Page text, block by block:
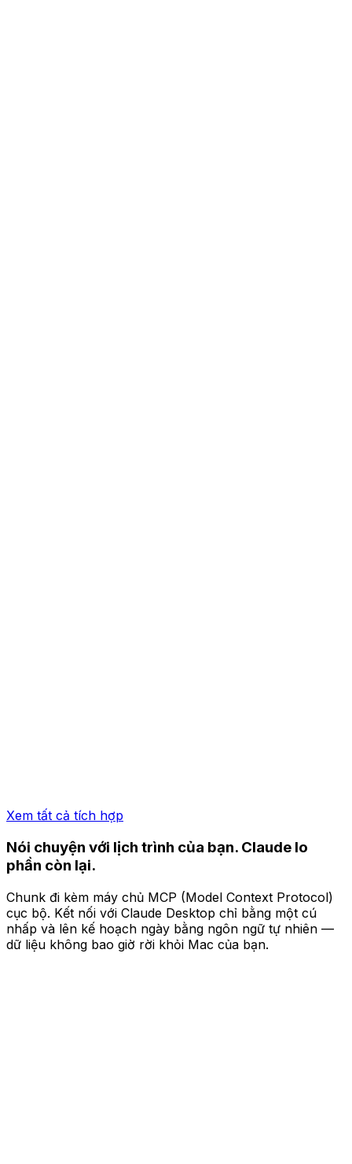
Xem tất cả tích hợp
Nói chuyện với lịch trình của bạn. Claude lo
phần còn lại.
Chunk đi kèm máy chủ MCP (Model Context Protocol)
cục bộ. Kết nối với Claude Desktop chỉ bằng một cú
nhấp và lên kế hoạch ngày bằng ngôn ngữ tự nhiên —
dữ liệu không bao giờ rời khỏi Mac của bạn.